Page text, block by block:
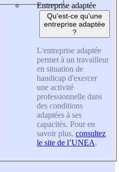
Entreprise adaptée
Qu'est-ce qu'une
entreprise adaptée
?
L'entreprise adaptée
permet à un travailleur
en situation de
handicap d'exercer
une activité
professionnelle dans
des conditions
adaptées à ses
capacités. Pour en
savoir plus, consultez
le site de l’UNEA.